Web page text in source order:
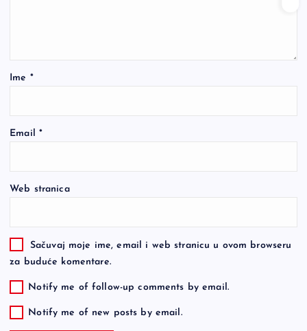
Ime *
Email *
Web stranica
Sačuvaj moje ime, email i web stranicu u ovom browseru
za buduće komentare.
Notify me of follow-up comments by email.
Notify me of new posts by email.